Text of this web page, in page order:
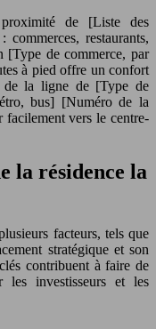
de [Liste des
restaurants,
[Type de commerce, par
à pied offre un confort
de la ligne de [Type de
bus] [Numéro de la
facilement vers le centre-
la résidence la
facteurs, tels que
stratégique et son
contribuent à faire de
les investisseurs et les